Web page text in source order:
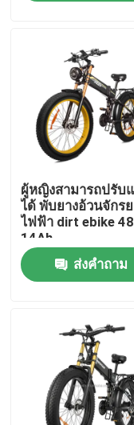
เกี่ยวกับเรา
ทัวร์โรงงาน
ควบคุมคุณภาพ
ขอใบเสนอราคา
จักรยานไฟฟ้าพับย
จักรยานเมืองไฟฟ้
ผู้หญิงสามารถปรับ
ได้ พับยางอ้วนจักร
ไฟฟ้า dirt ebike
14Ah
ส่งคำถาม